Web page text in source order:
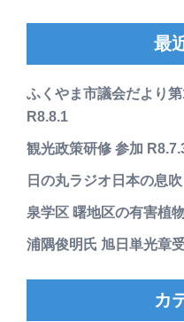
最
ふくやま市議会だより
R8.8.1
観光政策研修 参加
日の丸ラジオ日本の息
泉学区 曙地区の有害植
浦隅俊明氏 旭日単光章
カ